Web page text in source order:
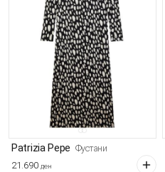
Patrizia Pepe Фустани
21.690 ден